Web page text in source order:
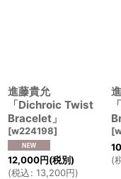
進藤貴允
「Dichroic Twist
Bracelet」
[w224198]
12,000円(税別)
(税込: 13,200円)
[
(